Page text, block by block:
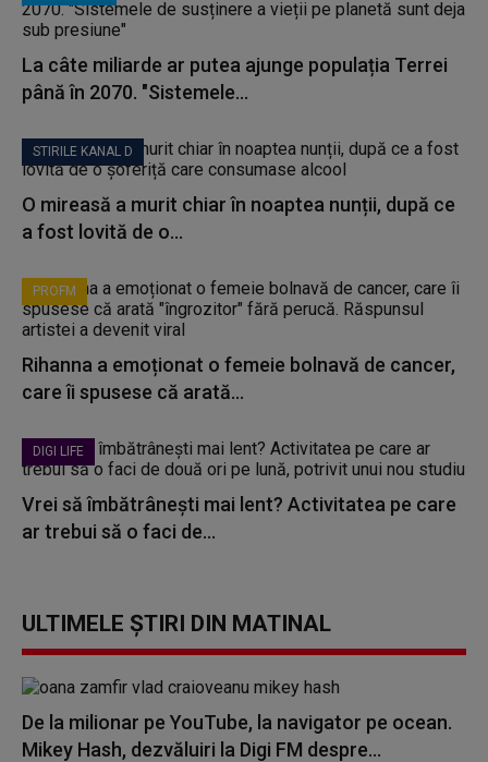
La câte miliarde ar putea ajunge populația Terrei
până în 2070. "Sistemele...
STIRILE KANAL D
O mireasă a murit chiar în noaptea nunții, după ce
a fost lovită de o...
PROFM
Rihanna a emoționat o femeie bolnavă de cancer,
care îi spusese că arată...
DIGI LIFE
Vrei să îmbătrânești mai lent? Activitatea pe care
ar trebui să o faci de...
ULTIMELE ȘTIRI DIN MATINAL
De la milionar pe YouTube, la navigator pe ocean.
Mikey Hash, dezvăluiri la Digi FM despre...